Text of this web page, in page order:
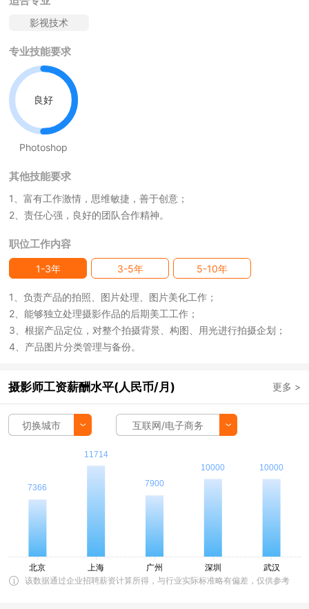
影视技术
专业技能要求
良好
Photoshop
其他技能要求
1、富有工作激情，思维敏捷，善于创意；
2、责任心强，良好的团队合作精神。
职位工作内容
1-3年 3-5年 5-10年
1、负责产品的拍照、图片处理、图片美化工作；
2、能够独立处理摄影作品的后期美工工作；
3、根据产品定位，对整个拍摄背景、构图、用光进行拍摄企划；
4、产品图片分类管理与备份。
摄影师工资薪酬水平(人民币/月) 更多 >
切换城市 互联网/电子商务
该数据通过企业招聘薪资计算所得，与行业实际标准略有偏差，仅供参考